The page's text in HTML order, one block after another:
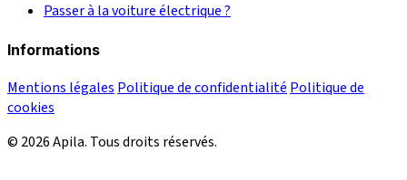
Passer à la voiture électrique ?
Informations
Mentions légales Politique de confidentialité Politique de
cookies
© 2026 Apila. Tous droits réservés.